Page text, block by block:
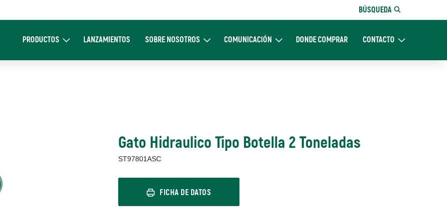
BÚSQUEDA
navigation
PRODUCTOSExpand ProductosLANZAMIENTOS SOBRE NOSOTROSExpand Sobre NosotrosCOMUNICACIÓNExpand ComunicaciónDONDE COMPRAR CONTACTOExpand CONTACTO
Gato Hidraulico Tipo Botella 2 Toneladas
ST97801ASC
FICHA DE DATOS